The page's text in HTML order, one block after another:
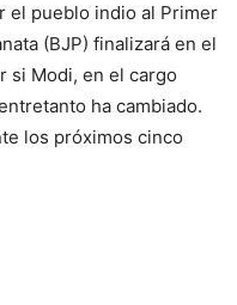
el pueblo indio al Primer
(BJP) finalizará en el
si Modi, en el cargo
ha cambiado.
los próximos cinco